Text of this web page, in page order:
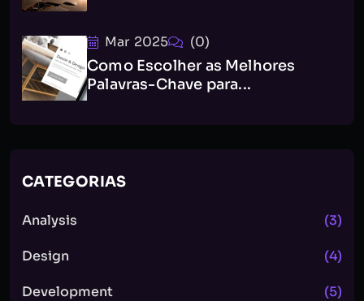
Mar 2025 (0)
Como Escolher as Melhores
Palavras-Chave para...
CATEGORIAS
Analysis (3)
Design (4)
Development (5)